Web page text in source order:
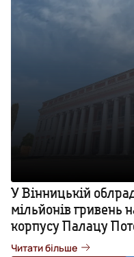
У Вінницькій
мільйонів гривень
корпусу Палацу
Читати більше